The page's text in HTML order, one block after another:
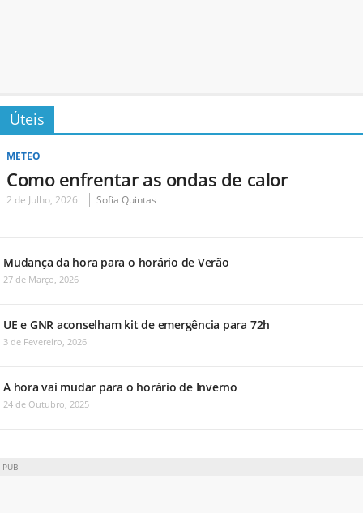
Úteis
METEO
Como enfrentar as ondas de calor
2 de Julho, 2026 Sofia Quintas
Mudança da hora para o horário de Verão
27 de Março, 2026
UE e GNR aconselham kit de emergência para 72h
3 de Fevereiro, 2026
A hora vai mudar para o horário de Inverno
24 de Outubro, 2025
PUB